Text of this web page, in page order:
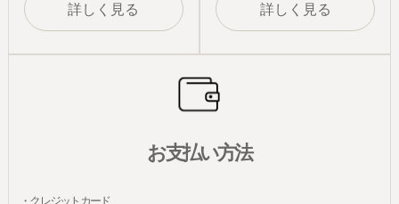
詳しく見る 詳しく見る
お支払い方法
・クレジットカード